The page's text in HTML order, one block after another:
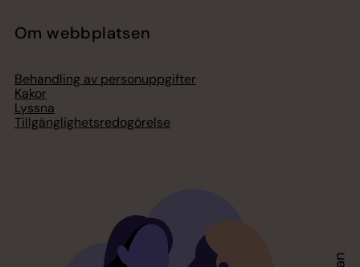
Om webbplatsen
Behandling av personuppgifter
Kakor
Lyssna
Tillgänglighetsredogörelse